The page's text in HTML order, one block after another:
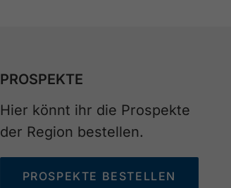
PROSPEKTE
Hier könnt ihr die Prospekte
der Region bestellen.
PROSPEKTE BESTELLEN